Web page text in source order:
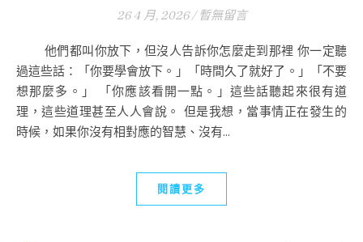
26 4 月, 2026 / 暫無留言
他們都叫你放下，但沒人告訴你怎麼走到那裡 你一定聽
過這些話：「你要學會放下。」「時間久了就好了。」「不要
想那麼多。」 「你應該看開一點。」這些話聽起來很有道
理，這些道理甚至人人會說。 但是我想，當事情正在發生的
時候，如果你沒有相對應的智慧、沒有...
閱讀更多